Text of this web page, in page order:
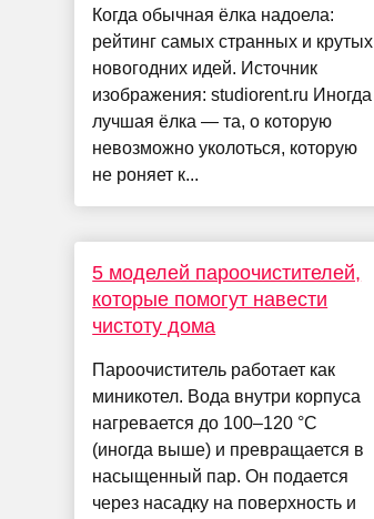
Когда обычная ёлка надоела:
рейтинг самых странных и крутых
новогодних идей. Источник
изображения: studiorent.ru Иногда
лучшая ёлка — та, о которую
невозможно уколоться, которую
не роняет к...
5 моделей пароочистителей,
которые помогут навести
чистоту дома
Пароочиститель работает как
миникотел. Вода внутри корпуса
нагревается до 100–120 °C
(иногда выше) и превращается в
насыщенный пар. Он подается
через насадку на поверхность и